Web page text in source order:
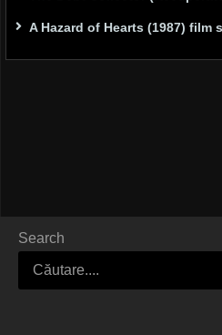
A Hazard of Hearts (1987) film
Search